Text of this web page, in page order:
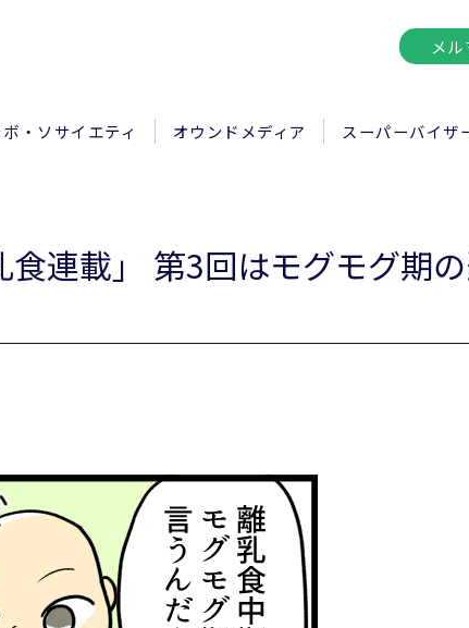
メ
ボ・ソサイエティ オウンドメディア スーパーバイザ
食連載」 第3回はモグモグ期